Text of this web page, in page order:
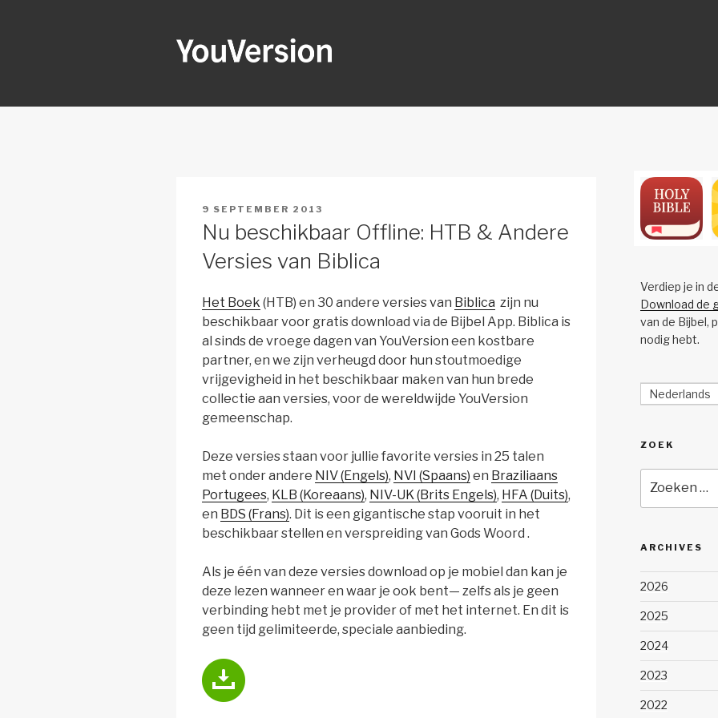
GEPLAATST
9 SEPTEMBER 2013
Nu beschikbaar Offline: HTB & Andere
Versies van Biblica
Het Boek (HTB) en 30 andere versies van Biblica zijn nu
beschikbaar voor gratis download via de Bijbel App. Biblica is
al sinds de vroege dagen van YouVersion een kostbare
partner, en we zijn verheugd door hun stoutmoedige
vrijgevigheid in het beschikbaar maken van hun brede
collectie aan versies, voor de wereldwijde YouVersion
gemeenschap.
Deze versies staan voor jullie favorite versies in 25 talen
met onder andere NIV (Engels), NVI (Spaans) en Braziliaans
Portugees, KLB (Koreaans), NIV-UK (Brits Engels), HFA (Duits),
en BDS (Frans). Dit is een gigantische stap vooruit in het
beschikbaar stellen en verspreiding van Gods Woord .
Als je één van deze versies download op je mobiel dan kan je
deze lezen wanneer en waar je ook bent— zelfs als je geen
verbinding hebt met je provider of met het internet. En dit is
geen tijd gelimiteerde, speciale aanbieding.
Verdiep je in
Download de
van de Bijbel,
nodig hebt.
Nederlands
ZOEK
naar:
ARCHIVES
2026
2025
2024
2023
2022